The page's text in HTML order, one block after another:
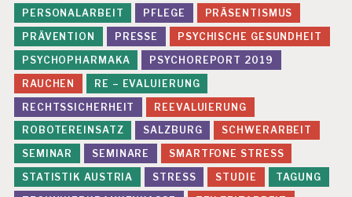
PERSONALARBEIT
PFLEGE
PRÄSENTISMUS
PRÄVENTION
PRESSE
PSYCHISCHE GESUNDHEIT
PSYCHOPHARMAKA
PSYCHOREPORT 2019
RAUCHEN
RE – EVALUIERUNG
RECHTSSICHERHEIT
REEVALUIERUNG
ROBOTEREINSATZ
SALZBURG
SCHWERARBEIT
SEMINAR
SEMINARE
SMARTFONE STRESS
STATISTIK AUSTRIA
STRESS STUDIE
TAGUNG